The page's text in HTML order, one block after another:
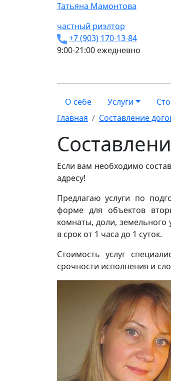
Татьяна Мамонтова
частный риэлтор
+7 (903) 170-13-84
9:00-21:00 ежедневно
О себе Услуги
Главная
Составление
Если вам необходимо
адресу!
Предлагаю услуги по
форме для объектов
комнаты, доли,
в срок от 1 часа до 1 суток.
Стоимость услуг
срочности исполнения и